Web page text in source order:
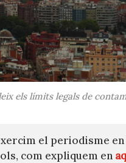
els límits legals de
el periodisme
com expliquem en